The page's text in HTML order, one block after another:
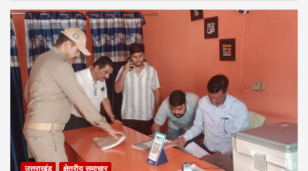
उत्तराखंड क्षेत्रीय समाचार